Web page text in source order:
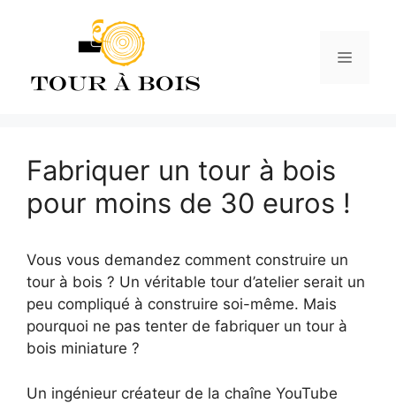
Menu
Fabriquer un tour à bois
pour moins de 30 euros !
Vous vous demandez comment construire un
tour à bois ? Un véritable tour d’atelier serait un
peu compliqué à construire soi-même. Mais
pourquoi ne pas tenter de fabriquer un tour à
bois miniature ?
Un ingénieur créateur de la chaîne YouTube